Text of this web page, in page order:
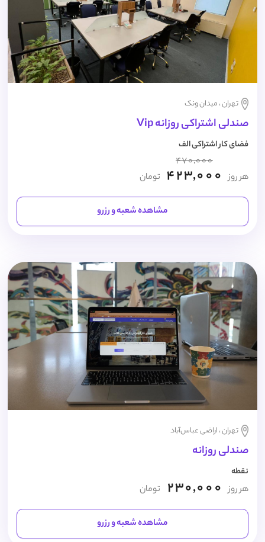
تهران ، میدان ونک
صندلی اشتراکی روزانه Vip
فضای کار اشتراکی الف
هر روز
470,000
423,000 تومان
مشاهده شعبه و رزرو
تهران ، اراضی عباس‌آباد
صندلی روزانه
نقطه
هر روز 230,000 تومان
مشاهده شعبه و رزرو